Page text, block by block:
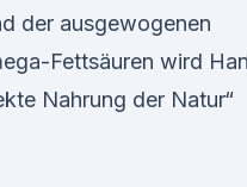
der ausgewogenen
Fettsäuren wird
Nahrung der Natur“